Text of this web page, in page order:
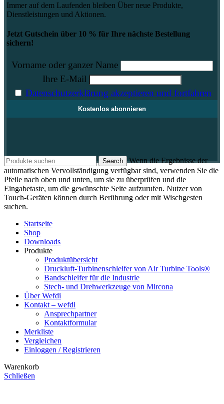
Immer auf dem Laufenden bleiben Über neue Produkte,
Dienstleistungen und Aktionen.
Jetzt Gutschein über 10 % für Ihre nächste Bestellung
sichern!
Vorname oder ganzer Name
Ihre E-Mail
Datenschutzerklärung akzeptieren und fortfahren
Search
Wenn die Ergebnisse der
automatischen Vervollständigung verfügbar sind, verwenden Sie die
Pfeile nach oben und unten, um sie zu überprüfen und die
Eingabetaste, um die gewünschte Seite aufzurufen. Nutzer von
Touch-Geräten können durch Berührung oder mit Wischgesten
suchen.
Startseite
Shop
Downloads
Produkte
Produktübersicht
Druckluft-Turbinenschleifer von Air Turbine Tools®
Bandschleifer für die Industrie
Stech- und Drehwerkzeuge von Mircona
Über Wefdi
Kontakt – wefdi
Ansprechpartner
Kontaktformular
Merkliste
Vergleichen
Einloggen / Registrieren
Warenkorb
Schließen